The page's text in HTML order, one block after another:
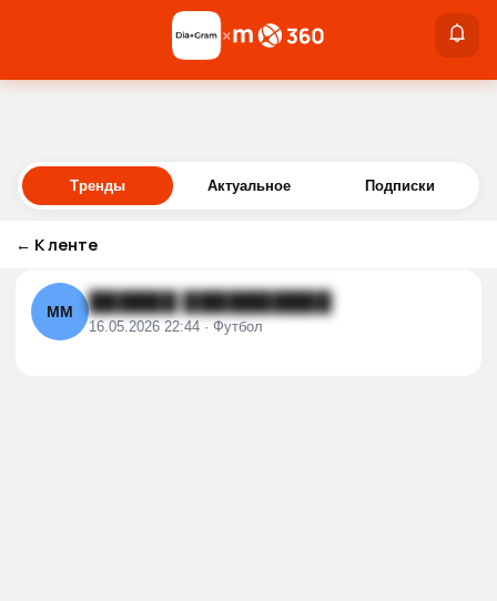
Войти
×
Тренды Актуальное Подписки
← К ленте
ММ ██████ ██████████
16.05.2026 22:44 · Футбол